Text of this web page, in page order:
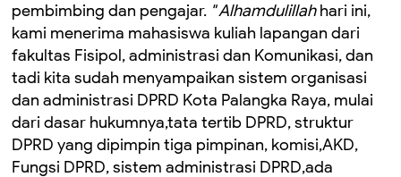
pembimbing dan pengajar. " Alhamdulillahhari ini,
kami menerima mahasiswa kuliah lapangan dari
fakultas Fisipol, administrasi dan Komunikasi, dan
tadi kita sudah menyampaikan sistem organisasi
dan administrasi DPRD Kota Palangka Raya, mulai
dari dasar hukumnya,tata tertib DPRD, struktur
DPRD yang dipimpin tiga pimpinan, komisi,AKD,
Fungsi DPRD, sistem administrasi DPRD,ada